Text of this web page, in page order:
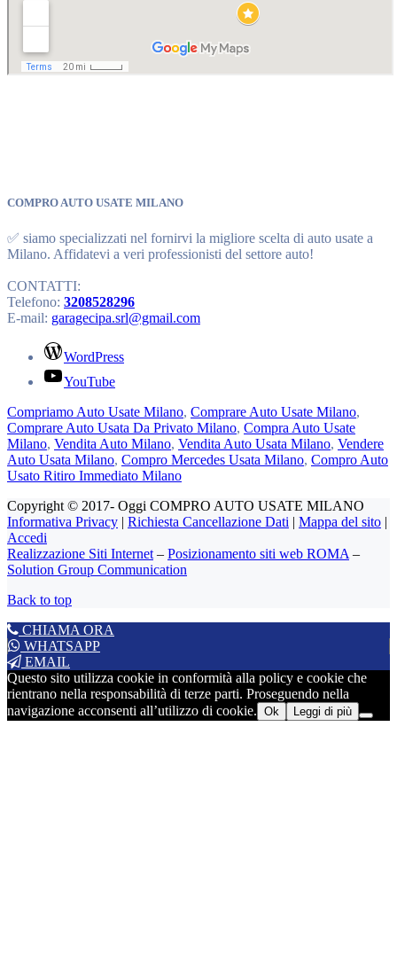
COMPRO AUTO USATE MILANO
✅ siamo specializzati nel fornirvi la migliore scelta di auto usate a
Milano. Affidatevi a veri professionisti del settore auto!
CONTATTI:
Telefono: 3208528296
E-mail: garagecipa.srl@gmail.com
WordPress
YouTube
Compriamo Auto Usate Milano, Comprare Auto Usate Milano,
Comprare Auto Usata Da Privato Milano, Compra Auto Usate
Milano, Vendita Auto Milano, Vendita Auto Usata Milano, Vendere
Auto Usata Milano, Compro Mercedes Usata Milano, Compro Auto
Usato Ritiro Immediato Milano
Copyright © 2017- Oggi COMPRO AUTO USATE MILANO
Informativa Privacy | Richiesta Cancellazione Dati | Mappa del sito |
Accedi
Realizzazione Siti Internet – Posizionamento siti web ROMA –
Solution Group Communication
Back to top
CHIAMA ORA
WHATSAPP
EMAIL
Questo sito utilizza cookie in conformità alla policy e cookie che
rientrano nella responsabilità di terze parti. Proseguendo nella
navigazione acconsenti all’utilizzo di cookie. Ok Leggi di più